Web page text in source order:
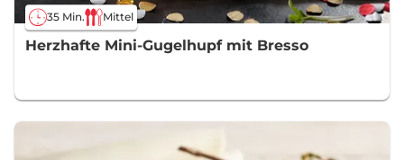
35 Min. Mittel
Herzhafte Mini-Gugelhupf mit Bresso